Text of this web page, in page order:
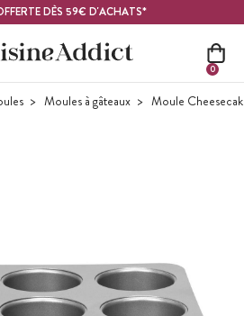
DÈS 59€ D'ACHATS*
0
Moules à gâteaux Moule